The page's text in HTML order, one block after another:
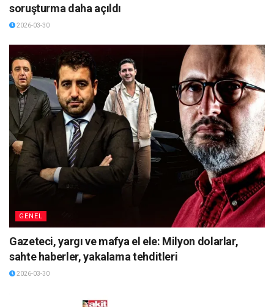
soruşturma daha açıldı
2026-03-30
GENEL
Gazeteci, yargı ve mafya el ele: Milyon dolarlar,
sahte haberler, yakalama tehditleri
2026-03-30